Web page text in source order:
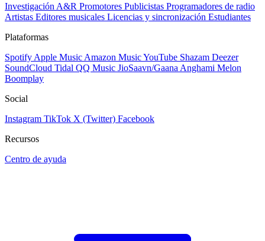
Investigación A&R Promotores Publicistas Programadores de radio
Artistas Editores musicales Licencias y sincronización Estudiantes
Plataformas
Spotify Apple Music Amazon MusicYouTube Shazam Deezer
SoundCloud Tidal QQ Music JioSaavn/Gaana Anghami Melon
Boomplay
Social
Instagram TikTok X (Twitter) Facebook
Recursos
Centro de ayuda